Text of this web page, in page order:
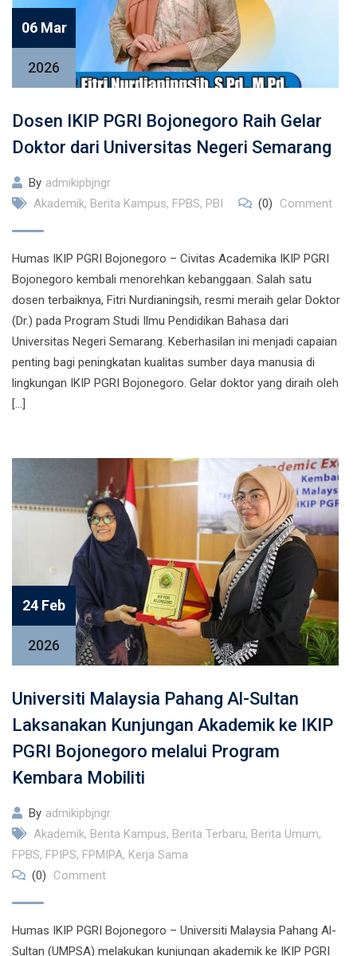
06 Mar
2026
Dosen IKIP PGRI Bojonegoro Raih Gelar
Doktor dari Universitas Negeri Semarang
By admikipbjngr
Akademik, Berita Kampus, FPBS, PBI (0) Comment
Humas IKIP PGRI Bojonegoro – Civitas Academika IKIP PGRI
Bojonegoro kembali menorehkan kebanggaan. Salah satu
dosen terbaiknya, Fitri Nurdianingsih, resmi meraih gelar Doktor
(Dr.) pada Program Studi Ilmu Pendidikan Bahasa dari
Universitas Negeri Semarang. Keberhasilan ini menjadi capaian
penting bagi peningkatan kualitas sumber daya manusia di
lingkungan IKIP PGRI Bojonegoro. Gelar doktor yang diraih oleh
[…]
24 Feb
2026
Universiti Malaysia Pahang Al-Sultan
Laksanakan Kunjungan Akademik ke IKIP
PGRI Bojonegoro melalui Program
Kembara Mobiliti
By admikipbjngr
Akademik, Berita Kampus, Berita Terbaru, Berita Umum,
FPBS, FPIPS, FPMIPA, Kerja Sama
(0)
Comment
Humas IKIP PGRI Bojonegoro – Universiti Malaysia Pahang Al-
Sultan (UMPSA) melakukan kunjungan akademik ke IKIP PGRI